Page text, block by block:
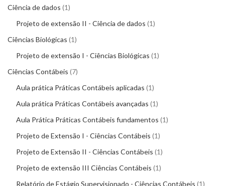
Ciência de dados 1
Projeto de extensão II - Ciência de dados 1
Ciências Biológicas 1
Projeto de extensão I - Ciências Biológicas 1
Ciências Contábeis 7
Aula prática Práticas Contábeis aplicadas 1
Aula prática Práticas Contábeis avançadas 1
Aula Prática Práticas Contábeis fundamentos 1
Projeto de Extensão I - Ciências Contábeis 1
Projeto de Extensão II - Ciências Contábeis 1
Projeto de extensão III Ciências Contábeis 1
Relatório de Estágio Supervisionado - Ciências Contábeis 1